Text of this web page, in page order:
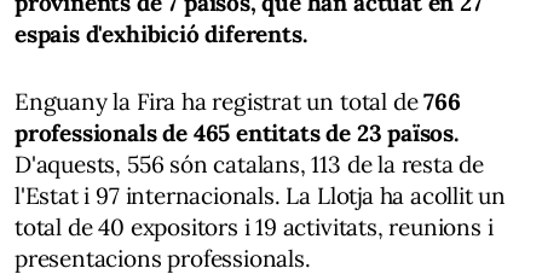
espais d'exhibició diferents.
Enguany la Fira ha registrat un total de766
professionals de 465 entitats de 23 països.
D'aquests, 556 són catalans, 113 de la resta de
l'Estat i 97 internacionals. La Llotja ha acollit un
total de 40 expositors i 19 activitats, reunions i
presentacions professionals.